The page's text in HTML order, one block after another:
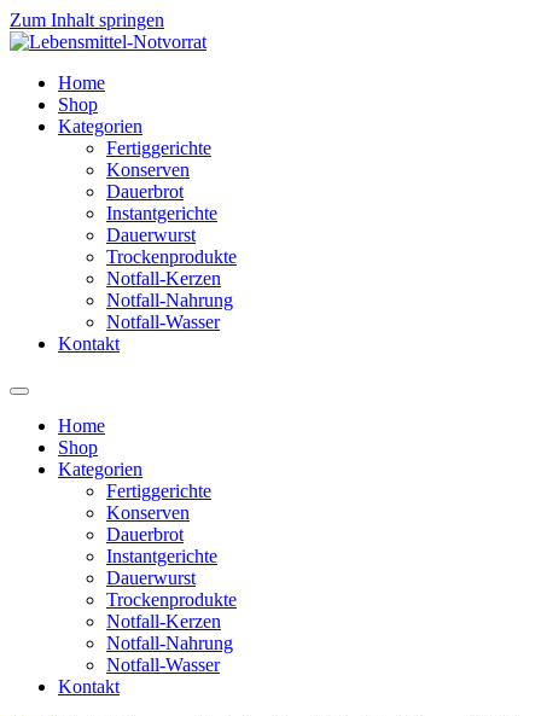
Zum Inhalt springen
Home
Shop
Kategorien
Fertiggerichte
Konserven
Dauerbrot
Instantgerichte
Dauerwurst
Trockenprodukte
Notfall-Kerzen
Notfall-Nahrung
Notfall-Wasser
Kontakt
Home
Shop
Kategorien
Fertiggerichte
Konserven
Dauerbrot
Instantgerichte
Dauerwurst
Trockenprodukte
Notfall-Kerzen
Notfall-Nahrung
Notfall-Wasser
Kontakt